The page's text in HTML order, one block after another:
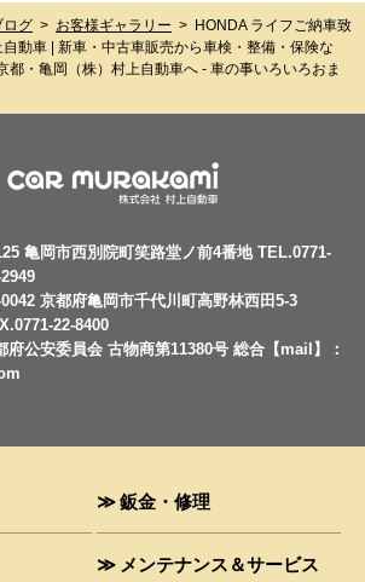
ログ > お客様ギャラリー > HONDA ライフご納車致
動車 | 新車・中古車販売から車検・整備・保険な
都・亀岡（株）村上自動車へ - 車の事いろいろおま
亀岡市西別院町笑路堂ノ前4番地 TEL.0771-
京都府亀岡市千代川町高野林西田5-3
22-8400
公安委員会 古物商第11380号 総合【mail】：
鈑金・修理
メンテナンス＆サービス